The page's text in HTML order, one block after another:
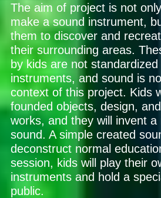
The aim of project is not
make a sound instrument,
them to discover and
their surrounding areas.
by kids are not standardized
instruments, and sound is
context of this project. Kids
founded objects, design,
works, and they will invent a
sound. A simple created
deconstruct normal
session, kids will play their
instruments and hold a
public.